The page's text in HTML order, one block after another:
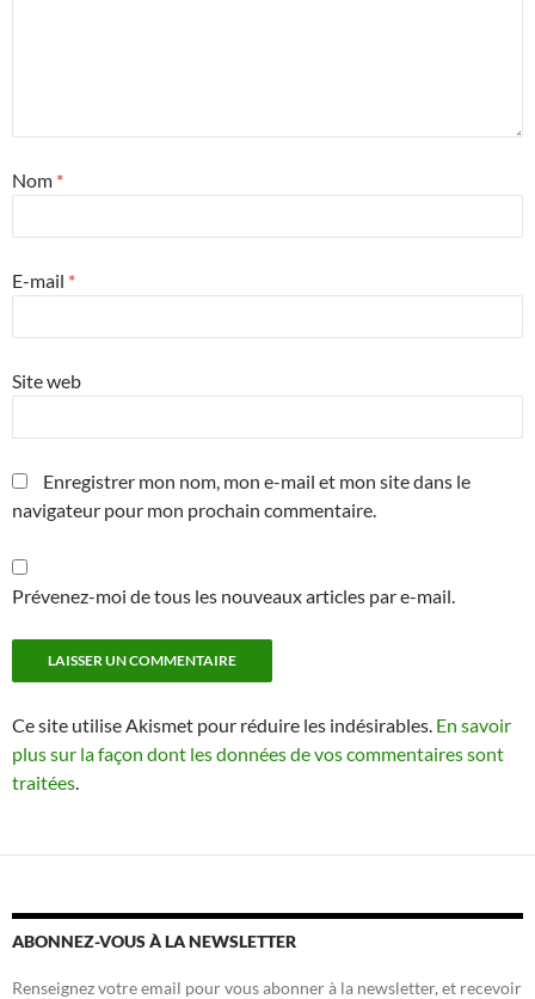
Nom *
E-mail *
Site web
Enregistrer mon nom, mon e-mail et mon site dans le
navigateur pour mon prochain commentaire.
Prévenez-moi de tous les nouveaux articles par e-mail.
Ce site utilise Akismet pour réduire les indésirables. En savoir
plus sur la façon dont les données de vos commentaires sont
traitées
ABONNEZ-VOUS À LA NEWSLETTER
Renseignez votre email pour vous abonner à la newsletter, et recevoir